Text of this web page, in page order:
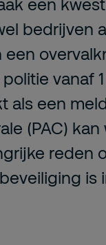
bedrijven
vanaf
als een
(PAC) kan
reden
is